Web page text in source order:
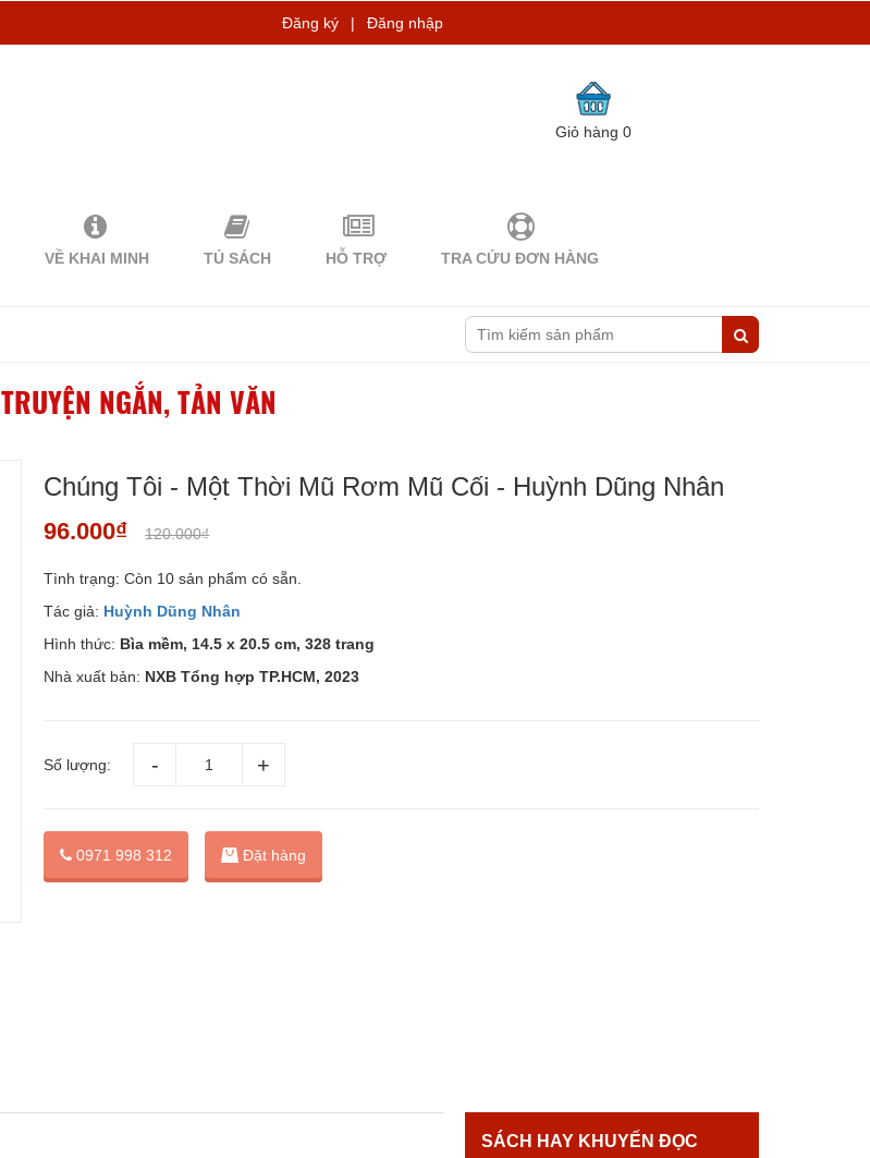
Đăng ký | Đăng nhập
Giỏ hàng0
VỀ KHAI MINH TỦ SÁCH HỖ TRỢ TRA CỨU ĐƠN HÀNG
TRUYỆN NGẮN, TẢN VĂN
Chúng Tôi - Một Thời Mũ Rơm Mũ Cối - Huỳnh Dũng Nhân
96.000₫ 120.000₫
Tình trạng: Còn 10 sản phẩm có sẵn.
Tác giả: Huỳnh Dũng Nhân
Hình thức: Bìa mềm, 14.5 x 20.5 cm, 328 trang
Nhà xuất bản: NXB Tổng hợp TP.HCM, 2023
Số lượng:
0971 998 312 Đặt hàng
SÁCH HAY KHUYẾN ĐỌC